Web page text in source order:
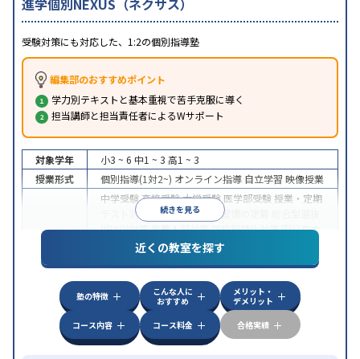
進学個別NEXUS（ネクサス）
受験対策にも対応した、1:2の個別指導塾
編集部のおすすめポイント
学力別テキストと基本重視で苦手克服に導く
担当講師と担当責任者によるWサポート
続きを見る
対象学年 小3 ~ 6 中1 ~ 3 高1 ~ 3
授業形式
個別指導(1対2~) オンライン指導 自立学習 映像授業
中学受験高校受験大学受験 医学部受験 授業・定期
テスト対策
内申点対策 学習習慣の定着
(旧AO)対策推薦入試対策学校別特化対策国公立大
私大対策共通テスト対策
特徴
中高一貫校生に対応入塾に学力基準あり 授業の振
替可能不登校生に対応
学習にPC・タブレットを利
用 オンライン対応1科目から受講可能季節講習の
みの受講可発達障害の子どもに対応自習室あり
近くの教室を探す
塾の特徴
こんな人に
おすすめ
メリット・
デメリット
コース内容
コース料金 合格実績